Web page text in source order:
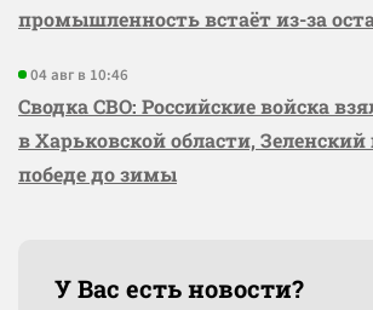
промышленность встаёт из-за
04 авг в 10:46
Сводка СВО: Российские войска
в Харьковской области, Зеленский
победе до зимы
У Вас есть новости?